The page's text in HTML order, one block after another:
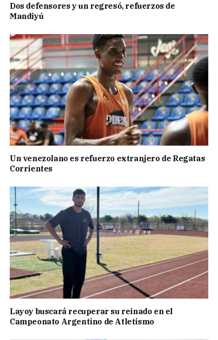
Dos defensores y un regresó, refuerzos de
Mandiyú
Un venezolano es refuerzo extranjero de Regatas
Corrientes
Layoy buscará recuperar su reinado en el
Campeonato Argentino de Atletismo